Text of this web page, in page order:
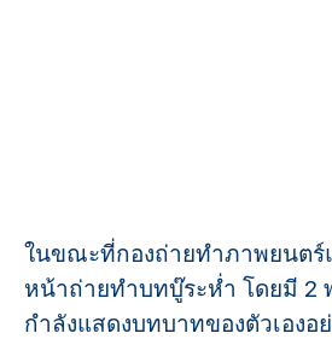
ในขณะที่กองถ่ายทำภาพยนตร์
หน้าถ่ายทำบทบู๊ระห่ำ โดยมี 2
กำลังแสดงบทบาทของตัวเองอ